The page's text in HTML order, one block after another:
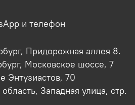
и телефон
Придорожная аллея 8.
Московское шоссе, 7
Энтузиастов, 70
Западная улица, стр.